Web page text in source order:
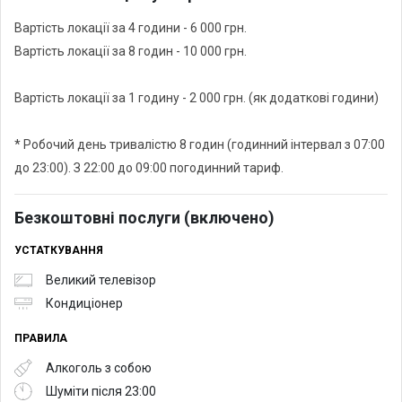
Вартість локації за 4 години - 6 000 грн.
Вартість локації за 8 годин - 10 000 грн.
Вартість локації за 1 годину - 2 000 грн. (як додаткові години)
* Робочий день тривалістю 8 годин (годинний інтервал з 07:00
до 23:00). З 22:00 до 09:00 погодинний тариф.
Безкоштовні послуги (включено)
УСТАТКУВАННЯ
Великий телевізор
Кондиціонер
ПРАВИЛА
Алкоголь з собою
Шуміти після 23:00